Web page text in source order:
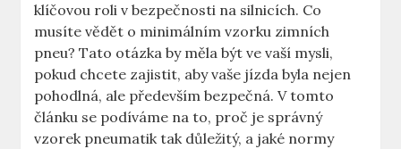
klíčovou roli v bezpečnosti na silnicích. Co
musíte vědět o minimálním vzorku zimních
pneu? Tato otázka by měla být ve vaší mysli,
pokud chcete zajistit, aby vaše jízda byla nejen
pohodlná, ale především bezpečná. V tomto
článku se podíváme na to, proč je správný
vzorek pneumatik tak důležitý, a jaké normy